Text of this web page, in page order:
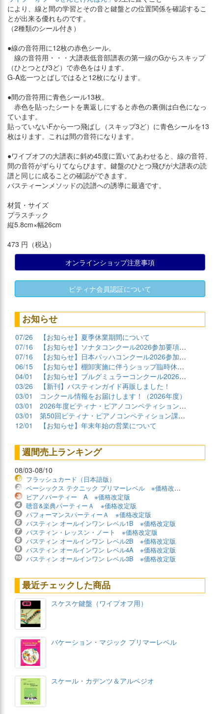
により、線と間の学習とその音と鍵盤との位置関係を確認するこ
とが出来る優れものです。
（2種類のシール付き）
●線の音符用に12枚の赤色シール。
線の音符用・・・大譜表低音部譜表の第一線のGからスキップ
（ひとつとび3ど）で赤色をはります。
G-A迄一つとばしではると12枚になります。
●間の音符用に青色シール13枚。
赤色を貼ったシートを裏返しにすると赤色の裏側は白色になっ
ています。
貼っていないFから一つ飛ばし（スキップ3ど）に青色シールを13
枚はります。これは間の音符になります。
●ワイプオフの大譜表に斜め45度に置いてあわせると、線の音符、
間の音符がずらりてならびます。鍵盤のひとつ飛びが大譜表の読
譜と同じに成ることの確認ができます。
バスティーンメソッドの読譜への誘導に最適です。
材質・サイズ
プラスチック
縦5.8cm×幅26cm
473 円（税込）
オンラインショップ注意事項
ピティナ会員認証について
お知らせ
07/26
【お知らせ】夏季休業期間について
07/16
【お知らせ】ソナタコンクール2026参加要項公開
07/16
【お知らせ】日本バッハコンクール2026参加要項公開
06/15
【お知らせ】棚卸実施に伴うショップ臨時休業について
04/01
【お知らせ】ブルグミュラーコンクール2026課題曲公開
03/26
【新刊】バスティンガイド再販しました！
03/01
コンクール情報をお届けします！（2026年度）
03/01
2026年度ピティナ・ピアノコンペティション課題曲商品
03/01
第50回ピティナ・ピアノコンペティション課題曲公開！
12/01
【お知らせ】年末年始の営業について
週間売上ランキング
08/03-08/10
フラッシュカード（日本語版）
ベーシックス テクニック プリマーレベル ※価格改定版
ピアノパーティー A ※価格改定版
聴音&楽典パーティーＡ ※価格改定版
パフォーマンスパーティーＡ ※価格改定版
バスティン オールインワン レベル1B ※価格改定版
バスティン・レッスン・ノート ※価格改定版
バスティン オールインワン レベル2B ※価格改定版
バスティン オールインワン レベル4A ※価格改定版
バスティン オールインワン レベル3B ※価格改定版
最近チェックした商品
スケスケ鍵盤（ワイプオフ用）
バケーション・マジック プリマーレベル
スケール・カデンツ＆アルペジオ